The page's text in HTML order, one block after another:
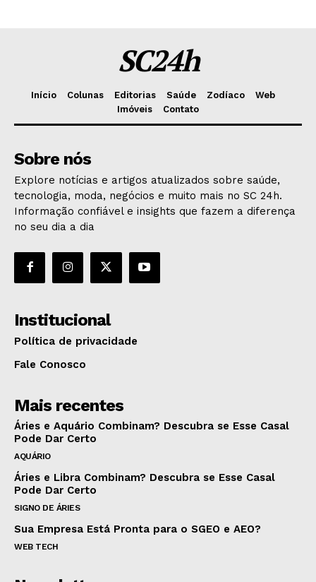
SC24h
Início Colunas Editorias Saúde Zodíaco
Web
Imóveis
Contato
Sobre nós
Explore notícias e artigos atualizados sobre saúde,
tecnologia, moda, negócios e muito mais no SC 24h.
Informação confiável e insights que fazem a diferença
no seu dia a dia
Institucional
Política de privacidade
Fale Conosco
Mais recentes
Áries e Aquário Combinam? Descubra se Esse Casal
Pode Dar Certo
AQUÁRIO
Áries e Libra Combinam? Descubra se Esse Casal
Pode Dar Certo
SIGNO DE ÁRIES
Sua Empresa Está Pronta para o SGEO e AEO?
WEB TECH